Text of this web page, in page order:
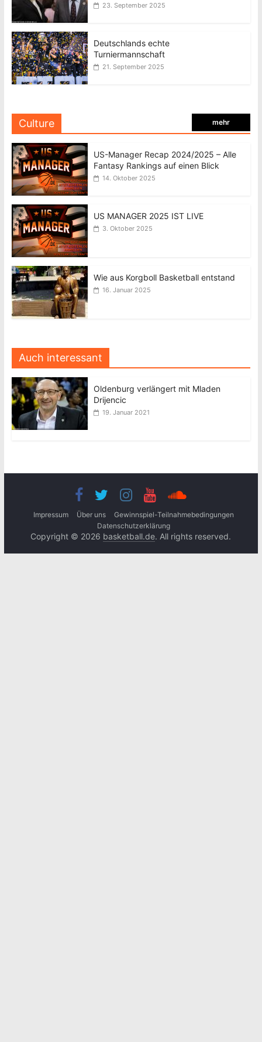
23. September 2025
Deutschlands echte
Turniermannschaft
21. September 2025
Culture mehr
US-Manager Recap 2024/2025 – Alle
Fantasy Rankings auf einen Blick
14. Oktober 2025
US MANAGER 2025 IST LIVE
3. Oktober 2025
Wie aus Korgboll Basketball entstand
16. Januar 2025
Auch interessant
Oldenburg verlängert mit Mladen
Drijencic
19. Januar 2021
Impressum Über uns
Gewinnspiel-Teilnahmebedingungen
Datenschutzerklärung
Copyright © 2026 basketball.de. All rights reserved.